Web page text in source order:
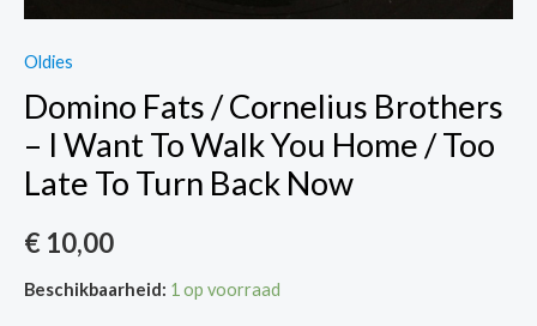
Oldies
Domino Fats / Cornelius Brothers
– I Want To Walk You Home / Too
Late To Turn Back Now
€ 10,00
Beschikbaarheid: 1 op voorraad